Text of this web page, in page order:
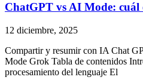
ChatGPT vs AI Mode: cuál
12 diciembre, 2025
Compartir y resumir con IA Chat
Mode Grok Tabla de contenidos
procesamiento del lenguaje El